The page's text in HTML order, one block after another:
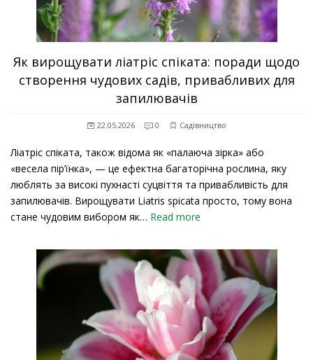
Як вирощувати ліатріс спіката: поради щодо
створення чудових садів, привабливих для
запилювачів
22.05.2026 0 Садівництво
Ліатріс спіката, також відома як «палаюча зірка» або
«весела пір’їнка», — це ефектна багаторічна рослина, яку
люблять за високі пухнасті суцвіття та привабливість для
запилювачів. Вирощувати Liatris spicata просто, тому вона
стане чудовим вибором як… Read more